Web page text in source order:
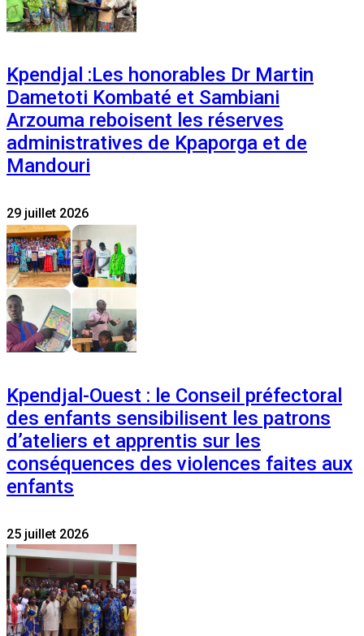
Kpendjal :Les honorables Dr Martin
Dametoti Kombaté et Sambiani
Arzouma reboisent les réserves
administratives de Kpaporga et de
Mandouri
29 juillet 2026
Kpendjal-Ouest : le Conseil préfectoral
des enfants sensibilisent les patrons
d’ateliers et apprentis sur les
conséquences des violences faites aux
enfants
25 juillet 2026